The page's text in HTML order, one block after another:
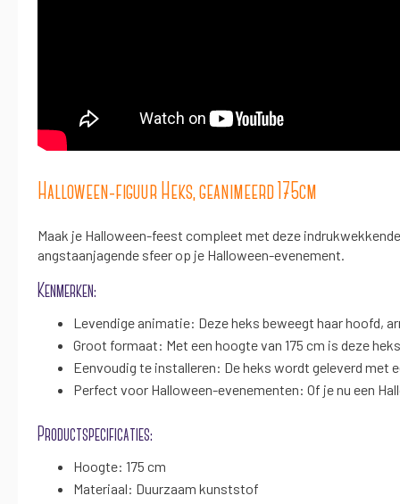
Halloween-figuur Heks, geanimeerd 175cm
Maak je Halloween-feest compleet met deze
angstaanjagende sfeer op je Halloween-evenement.
Kenmerken:
Levendige animatie: Deze heks beweegt haar hoofd,
Groot formaat: Met een hoogte van 175 cm is deze
Eenvoudig te installeren: De heks wordt geleverd met
Perfect voor Halloween-evenementen: Of je nu een
Productspecificaties:
Hoogte: 175 cm
Materiaal: Duurzaam kunststof